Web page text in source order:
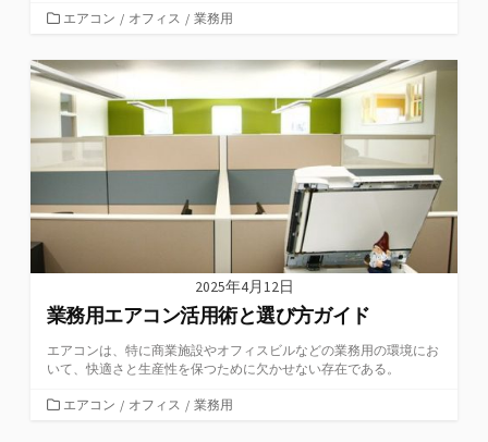
カ
ゴ
リ
ー
エアコン / オフィス / 業務用
2025年4月12日
業務用エアコン活用術と選び方ガイド
エアコンは、特に商業施設やオフィスビルなどの業務用の環境にお
いて、快適さと生産性を保つために欠かせない存在である。
カエアコン / オフィス / 業務用